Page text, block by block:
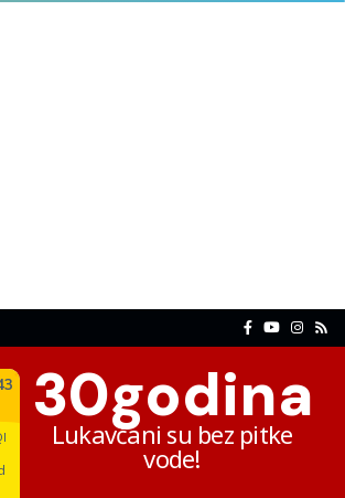
30godina
Lukavčani su bez pitke
vode!